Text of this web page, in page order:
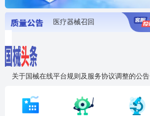
医疗器械召回
关于国械在线平台规则及服务协议调整的公告
国药创研AED开启全国招商